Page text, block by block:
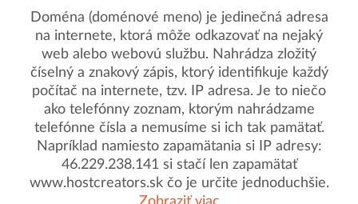
Doména (doménové meno) je jedinečná adresa
na internete, ktorá môže odkazovať na nejaký
web alebo webovú službu. Nahrádza zložitý
číselný a znakový zápis, ktorý identifikuje každý
počítač na internete, tzv. IP adresa. Je to niečo
ako telefónny zoznam, ktorým nahrádzame
telefónne čísla a nemusíme si ich tak pamätať.
Napríklad namiesto zapamätania si IP adresy:
46.229.238.141 si stačí len zapamätať
www.hostcreators.sk čo je určite jednoduchšie.